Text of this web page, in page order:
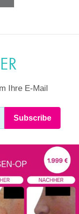
Ihre E-Mail